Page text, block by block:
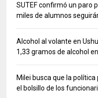
SUTEF confirmó un paro
miles de alumnos
Alcohol al volante en
1,33 gramos de alcohol
Milei busca que la
el bolsillo de los